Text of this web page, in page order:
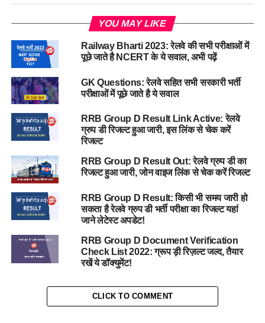
YOU MAY LIKE
Railway Bharti 2023: रेलवे की सभी परीक्षाओं में
पूछे जाते है NCERT के ये सवाल, अभी पढ़ें
GK Questions: रेलवे सहित सभी सरकारी भर्ती
परीक्षाओं में पूछे जाते है ये सवाल
RRB Group D Result Link Active: रेलवे
ग्रुप डी रिजल्ट हुआ जारी, इस लिंक से चेक करें
रिजल्ट
RRB Group D Result Out: रेलवे ग्रुप डी का
रिजल्ट हुआ जारी, जोन वाइज लिंक से चेक करें रिजल्ट
RRB Group D Result: किसी भी समय जारी हो
सकता है रेलवे ग्रुप डी भर्ती परीक्षा का रिजल्ट यहां
जाने लेटेस्ट अपडेट!
RRB Group D Document Verification
Check List 2022: ग्रूप ड़ी रिज़ल्ट जल्द, तैयार
रखें ये डॉक्युमेंट!
CLICK TO COMMENT